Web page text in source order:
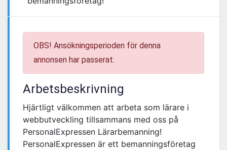
OBS! Ansökningsperioden för denna
annonsen har passerat.
Arbetsbeskrivning
Hjärtligt välkommen att arbeta som lärare i
webbutveckling tillsammans med oss på
PersonalExpressen Lärarbemanning!
PersonalExpressen är ett bemanningsföretag